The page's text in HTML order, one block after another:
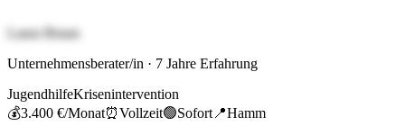
Laura Braun
Unternehmensberater/in · 7 Jahre Erfahrung
JugendhilfeKrisenintervention
💰3.400 €/Monat⏰Vollzeit🟢Sofort 📍Hamm